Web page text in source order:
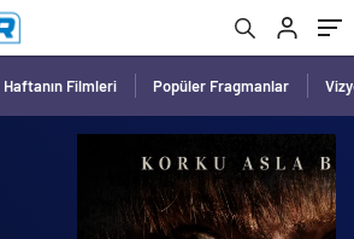
Haftanın Filmleri Popüler Fragmanlar